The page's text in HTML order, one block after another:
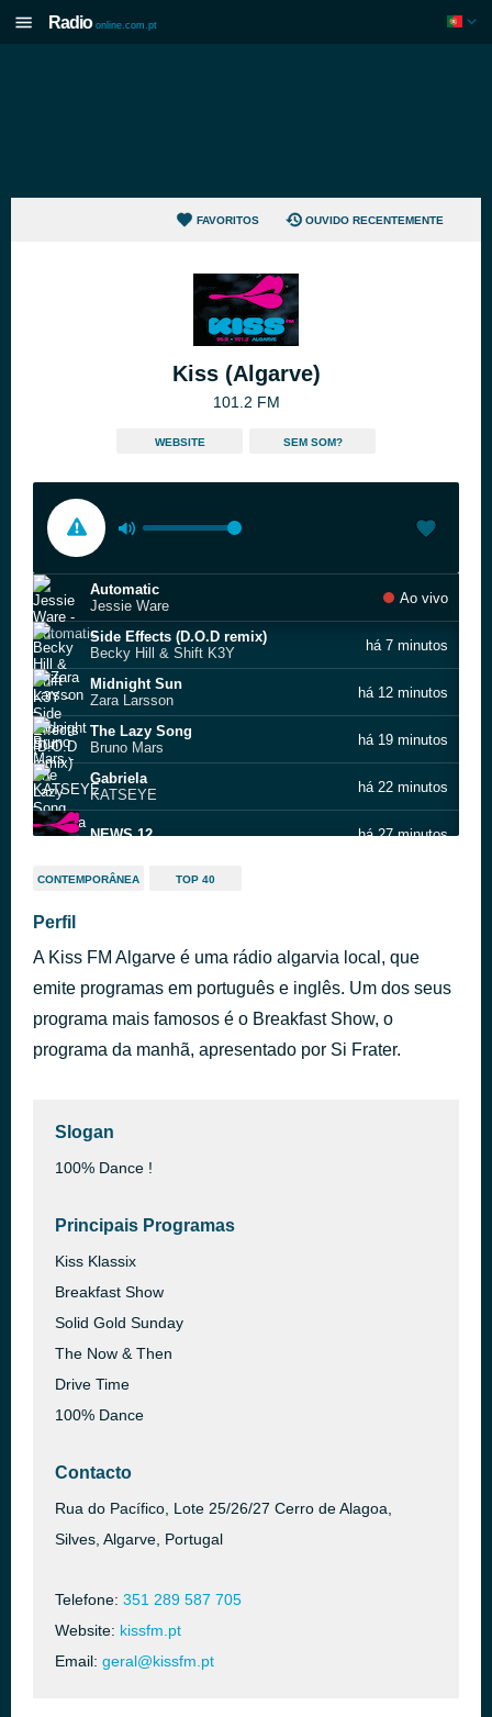
Radio online.com.pt
FAVORITOS OUVIDO RECENTEMENTE
Kiss (Algarve)
101.2 FM
WEBSITE SEM SOM?
Automatic
Jessie Ware
Ao vivo
Side Effects (D.O.D remix)
Becky Hill & Shift K3Y
há 7 minutos
Midnight Sun
Zara Larsson
há 12 minutos
The Lazy Song
Bruno Mars
há 19 minutos
Gabriela
KATSEYE
há 22 minutos
NEWS 12 há 27 minutos
Road To Nowhere
Rein Me In
Sam Fender
Never Be Lonely
há 47 minutos
CONTEMPORÂNEA TOP 40
Perfil
A Kiss FM Algarve é uma rádio algarvia local, que
emite programas em português e inglês. Um dos seus
programa mais famosos é o Breakfast Show, o
programa da manhã, apresentado por Si Frater.
Slogan
100% Dance !
Principais Programas
Kiss Klassix
Breakfast Show
Solid Gold Sunday
The Now & Then
Drive Time
100% Dance
Contacto
Rua do Pacífico, Lote 25/26/27 Cerro de Alagoa,
Silves, Algarve, Portugal
Telefone: 351 289 587 705
Website: kissfm.pt
Email: geral@kissfm.pt